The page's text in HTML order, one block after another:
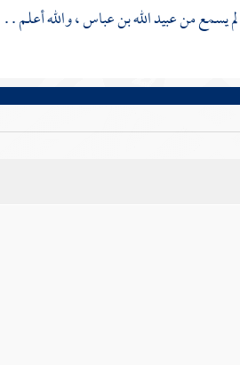
لم يسمع منعبيد الله بن عباس ، والله أعلم ..